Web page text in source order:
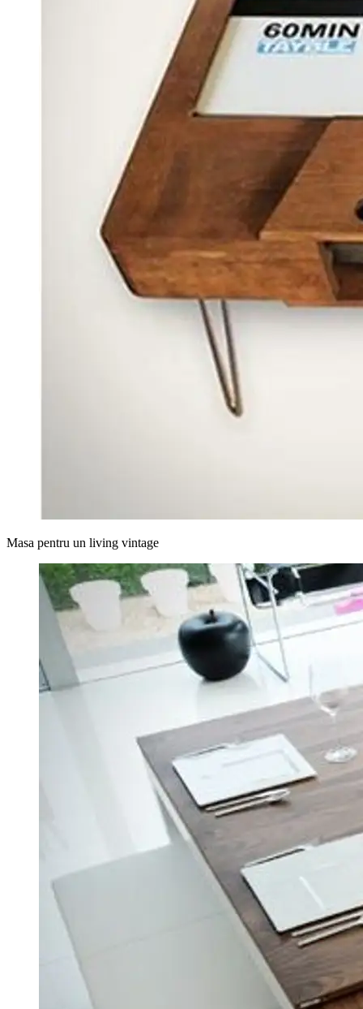
Masa pentru un living vintage